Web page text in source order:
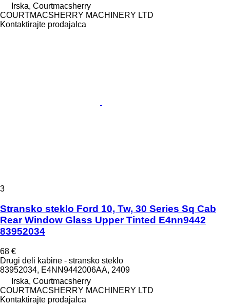
Irska, Courtmacsherry
COURTMACSHERRY MACHINERY LTD
Kontaktirajte prodajalca
3
Stransko steklo Ford 10, Tw, 30 Series Sq Cab
Rear Window Glass Upper Tinted E4nn9442
83952034
68 €
Drugi deli kabine - stransko steklo
83952034, E4NN9442006AA, 2409
Irska, Courtmacsherry
COURTMACSHERRY MACHINERY LTD
Kontaktirajte prodajalca